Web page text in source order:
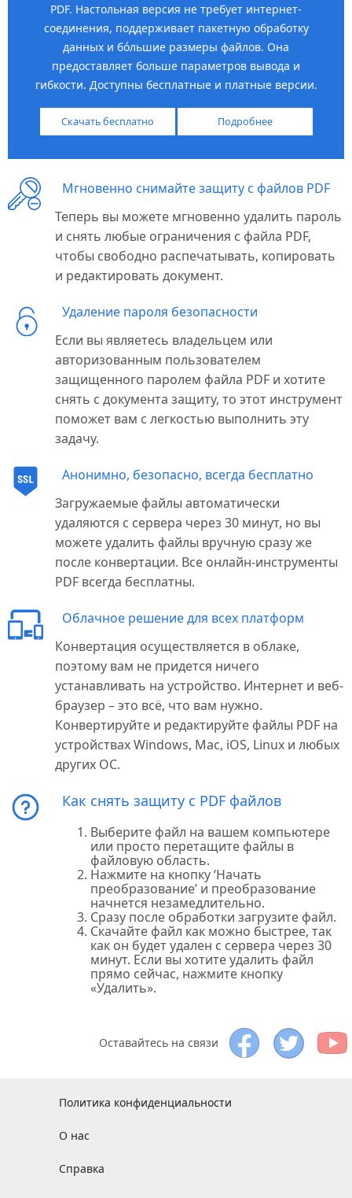
PDF. Настольная версия не требует интернет-
соединения, поддерживает пакетную обработку
данных и бóльшие размеры файлов. Она
предоставляет больше параметров вывода и
гибкости. Доступны бесплатные и платные версии.
Скачать бесплатно Подробнее
Мгновенно снимайте защиту с файлов PDF
Теперь вы можете мгновенно удалить пароль
и снять любые ограничения с файла PDF,
чтобы свободно распечатывать, копировать
и редактировать документ.
Удаление пароля безопасности
Если вы являетесь владельцем или
авторизованным пользователем
защищенного паролем файла PDF и хотите
снять с документа защиту, то этот инструмент
поможет вам с легкостью выполнить эту
задачу.
Анонимно, безопасно, всегда бесплатно
Загружаемые файлы автоматически
удаляются с сервера через 30 минут, но вы
можете удалить файлы вручную сразу же
после конвертации. Все онлайн-инструменты
PDF всегда бесплатны.
Облачное решение для всех платформ
Конвертация осуществляется в облаке,
поэтому вам не придется ничего
устанавливать на устройство. Интернет и веб-
браузер – это всё, что вам нужно.
Конвертируйте и редактируйте файлы PDF на
устройствах Windows, Mac, iOS, Linux и любых
других ОС.
Как снять защиту с PDF файлов
Выберите файл на вашем компьютере
или просто перетащите файлы в
файловую область.
Нажмите на кнопку ‘Начать
преобразование’ и преобразование
начнется незамедлительно.
Сразу после обработки загрузите файл.
Скачайте файл как можно быстрее, так
как он будет удален с сервера через 30
минут. Если вы хотите удалить файл
прямо сейчас, нажмите кнопку
«Удалить».
Оставайтесь на связи
Политика конфиденциальности
О нас
Справка